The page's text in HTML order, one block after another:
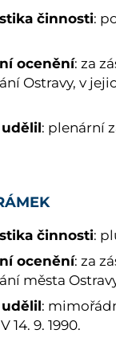
činnosti:
ocenění: za
Ostravy, v
: plenární
činnosti:
ocenění: za
města
:
14. 9. 1990.